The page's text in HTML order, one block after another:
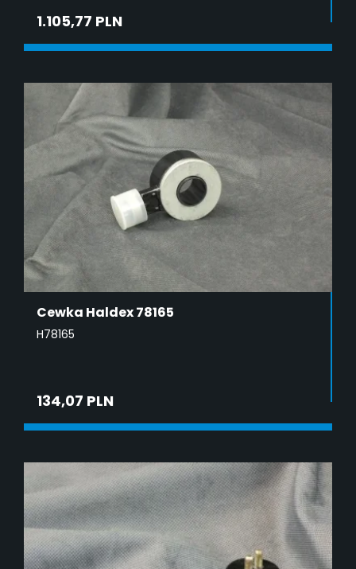
1.105,77 PLN
Cewka Haldex 78165
H78165
134,07 PLN